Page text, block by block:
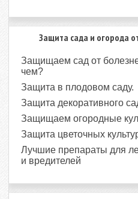
Защита сада и огорода
Защищаем сад от
чем?
Защита в плодовом саду.
Защита декоративного
Защищаем огородные
Защита цветочных
Лучшие препараты для
и вредителей